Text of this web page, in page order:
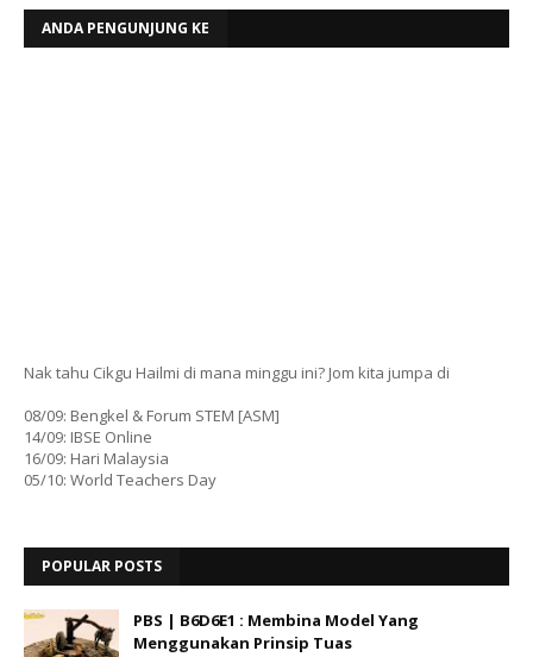
ANDA PENGUNJUNG KE
Nak tahu Cikgu Hailmi di mana minggu ini? Jom kita jumpa di
08/09: Bengkel & Forum STEM [ASM]
14/09: IBSE Online
16/09: Hari Malaysia
05/10: World Teachers Day
POPULAR POSTS
PBS | B6D6E1 : Membina Model Yang
Menggunakan Prinsip Tuas